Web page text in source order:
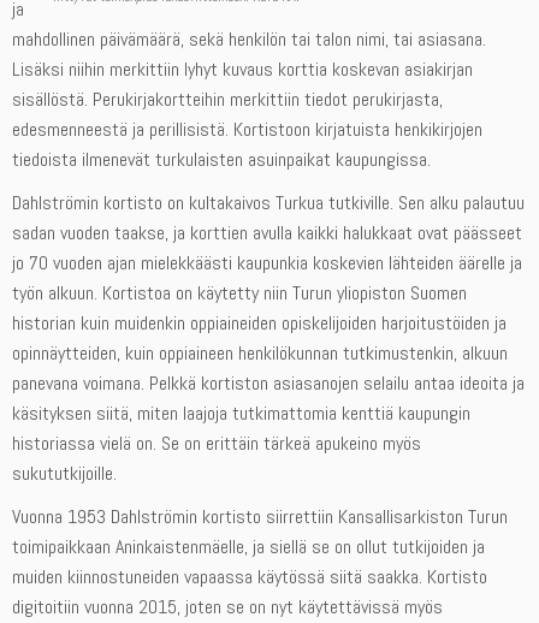
ja
mahdollinen päivämäärä, sekä henkilön tai talon nimi, tai asiasana.
Lisäksi niihin merkittiin lyhyt kuvaus korttia koskevan asiakirjan
sisällöstä. Perukirjakortteihin merkittiin tiedot perukirjasta,
edesmenneestä ja perillisistä. Kortistoon kirjatuista henkikirjojen
tiedoista ilmenevät turkulaisten asuinpaikat kaupungissa.
Dahlströmin kortisto on kultakaivos Turkua tutkiville. Sen alku palautuu
sadan vuoden taakse, ja korttien avulla kaikki halukkaat ovat päässeet
jo 70 vuoden ajan mielekkäästi kaupunkia koskevien lähteiden äärelle ja
työn alkuun. Kortistoa on käytetty niin Turun yliopiston Suomen
historian kuin muidenkin oppiaineiden opiskelijoiden harjoitustöiden ja
opinnäytteiden, kuin oppiaineen henkilökunnan tutkimustenkin, alkuun
panevana voimana. Pelkkä kortiston asiasanojen selailu antaa ideoita ja
käsityksen siitä, miten laajoja tutkimattomia kenttiä kaupungin
historiassa vielä on. Se on erittäin tärkeä apukeino myös
sukututkijoille.
Vuonna 1953 Dahlströmin kortisto siirrettiin Kansallisarkiston Turun
toimipaikkaan Aninkaistenmäelle, ja siellä se on ollut tutkijoiden ja
muiden kiinnostuneiden vapaassa käytössä siitä saakka. Kortisto
digitoitiin vuonna 2015, joten se on nyt käytettävissä myös